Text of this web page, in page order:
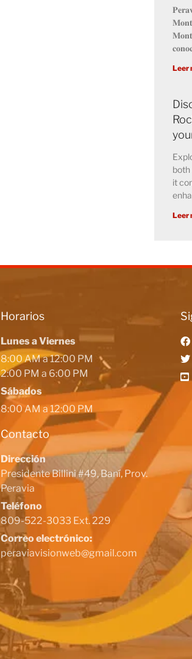
Leer
both
it
Leer
Horarios
Lunes a Viernes
8:00 AM a 12:00 PM
2:00 PM a 6:00 PM
Sábados
8:00 AM a 12:00 PM
Contacto
Dirección
Presidente Billini #49, Baní, Prov.
Peravia
Teléfono
809-522-3033 Ext. 229
Correo electrónico:
peraviavisionweb@gmail.com